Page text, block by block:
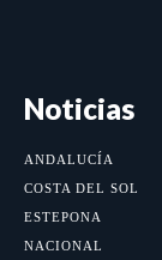
Noticias
ANDALUCÍA
COSTA DEL SOL
ESTEPONA
NACIONAL